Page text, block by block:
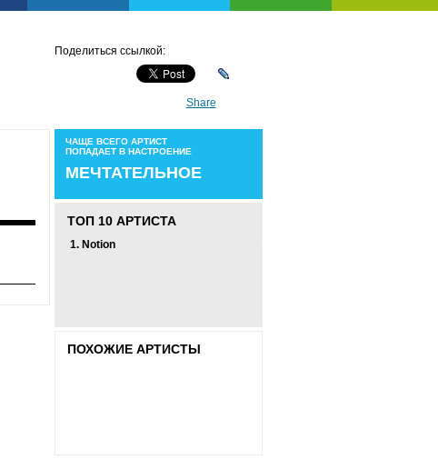
Поделиться ссылкой:
Share
ЧАЩЕ ВСЕГО АРТИСТ
ПОПАДАЕТ В НАСТРОЕНИЕ
МЕЧТАТЕЛЬНОЕ
ТОП 10 АРТИСТА
1. Notion
ПОХОЖИЕ АРТИСТЫ